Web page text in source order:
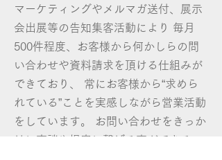
マーケティングやメルマガ送付、展示
会出展等の告知集客活動により 毎月
500件程度、お客様から何かしらの問
い合わせや資料請求を頂ける仕組みが
できており、 常にお客様から“求めら
れている”ことを実感しながら営業活動
をしています。 お問い合わせをきっか
けに商談や提案に繋げる事ができるの